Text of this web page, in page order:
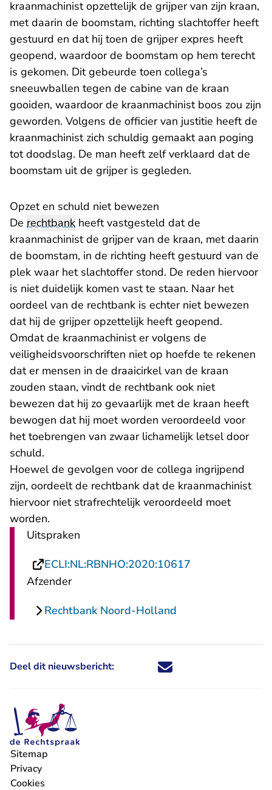
kraanmachinist opzettelijk de grijper van zijn kraan,
met daarin de boomstam, richting slachtoffer heeft
gestuurd en dat hij toen de grijper expres heeft
geopend, waardoor de boomstam op hem terecht
is gekomen. Dit gebeurde toen collega’s
sneeuwballen tegen de cabine van de kraan
gooiden, waardoor de kraanmachinist boos zou zijn
geworden. Volgens de officier van justitie heeft de
kraanmachinist zich schuldig gemaakt aan poging
tot doodslag. De man heeft zelf verklaard dat de
boomstam uit de grijper is gegleden.
Opzet en schuld niet bewezen
De rechtbank heeft vastgesteld dat de
kraanmachinist de grijper van de kraan, met daarin
de boomstam, in de richting heeft gestuurd van de
plek waar het slachtoffer stond. De reden hiervoor
is niet duidelijk komen vast te staan. Naar het
oordeel van de rechtbank is echter niet bewezen
dat hij de grijper opzettelijk heeft geopend.
Omdat de kraanmachinist er volgens de
veiligheidsvoorschriften niet op hoefde te rekenen
dat er mensen in de draaicirkel van de kraan
zouden staan, vindt de rechtbank ook niet
bewezen dat hij zo gevaarlijk met de kraan heeft
bewogen dat hij moet worden veroordeeld voor
het toebrengen van zwaar lichamelijk letsel door
schuld.
Hoewel de gevolgen voor de collega ingrijpend
zijn, oordeelt de rechtbank dat de kraanmachinist
hiervoor niet strafrechtelijk veroordeeld moet
worden.
Uitspraken
ECLI:NL:RBNHO:2020:10617
Afzender
Rechtbank Noord-Holland
Deel dit nieuwsbericht: Deel dit nieuwsbericht via X -
Deel dit nieuwsbericht via
Deel dit nieuwsbericht
Deel dit
Sitemap
Privacy
Cookies